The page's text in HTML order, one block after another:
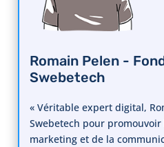
Romain Pelen -
Swebetech
« Véritable expert digital,
Swebetech pour
marketing et de la